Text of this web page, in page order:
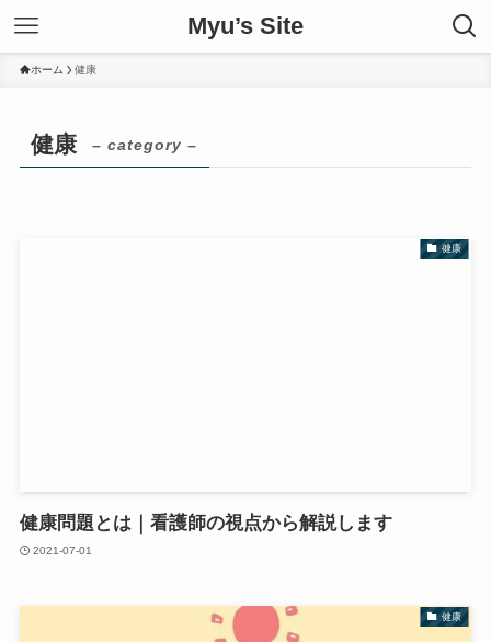
Myu’s Site
ホーム 健康
健康 – category –
健康
健康問題とは｜看護師の視点から解説します
2021-07-01
健康